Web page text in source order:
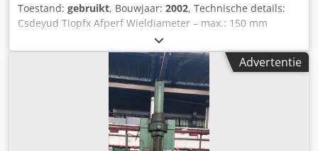
Toestand: gebruikt, Bouwjaar: 2002, Technische details:
Csdeyud Tiopfx Afperf Wieldiameter – max.: 150 mm
Wielbreedte: * mm Module – max.: 3,5 Module – min.: 1,25
Totale vermogensbehoefte: * kW Machinegewicht ca.: 6,5 t
Benodigde ruimte ca.: 2,35 x 2,10 x 2,35 m Tandbreedte: 45
mm Boringdiameter: 100 mm Opspanvlak: 1300 x 300 mm
Advertentie